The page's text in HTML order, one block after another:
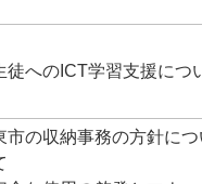
徒へのICT学習支援につ
市の収納事務の方針につ